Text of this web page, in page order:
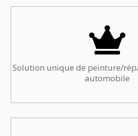

Solution unique de peinture/
automobile